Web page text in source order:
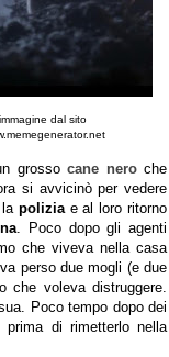
immagine dal sito
grosso cane neroche
si avvicinò per vedere
la polizia e al loro ritorno
. Poco dopo gli agenti
che viveva nella casa
perso due mogli (e due
che voleva distruggere.
Poco tempo dopo dei
prima di rimetterlo nella